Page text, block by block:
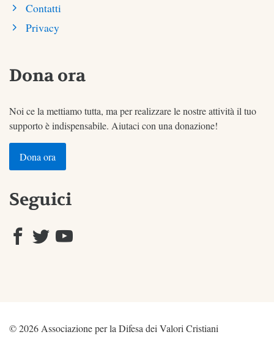
Contatti
Privacy
Dona ora
Noi ce la mettiamo tutta, ma per realizzare le nostre attività il tuo
supporto è indispensabile. Aiutaci con una donazione!
Dona ora
Seguici
© 2026 Associazione per la Difesa dei Valori Cristiani